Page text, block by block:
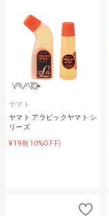
ヤマト
ヤマト アラビックヤマト シ
リーズ
¥198(10%OFF)